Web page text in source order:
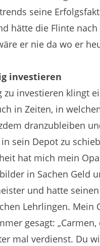
seine
hätte die Flinte
er nie da wo er
investieren
zu investieren klingt
in Zeiten, in
dranzubleiben
sein Depot zu
hat mich mein
in Sachen Geld
und hatte
Lehrlingen. Mein
gesagt:
mal verdienst. Du